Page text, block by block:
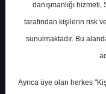
Gen İlaç
Notları
danışmanlığı
tarafından kişilerin risk
sunulmaktadır. Bu
Ayrıca üye olan herkes